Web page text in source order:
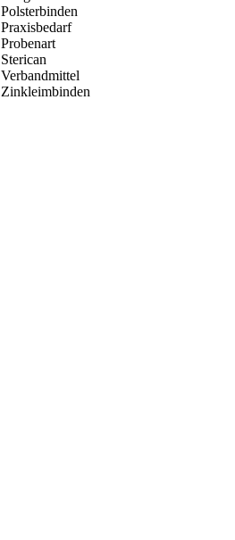
Polsterbinden
Praxisbedarf
Probenart
Sterican
Verbandmittel
Zinkleimbinden